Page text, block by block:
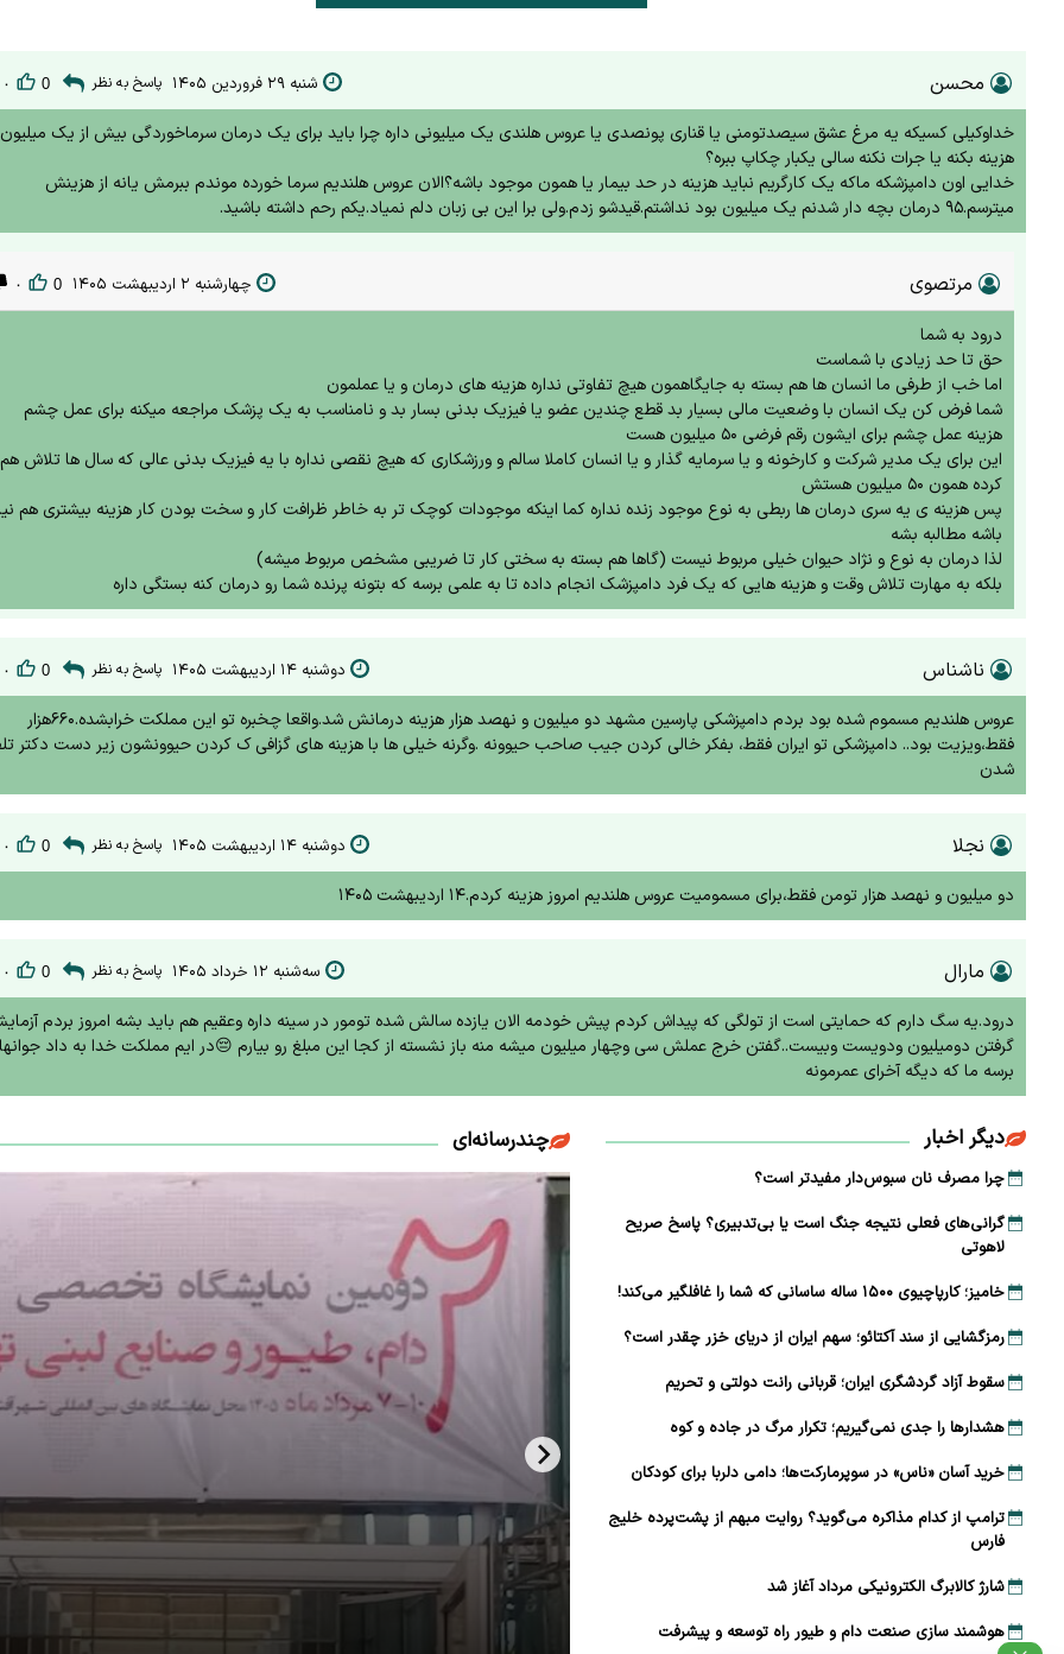
محسن شنبه ۲۹ فروردین ۱۴۰۵ پاسخ به نظر 0 ۰
خداوکیلی کسیکه یه مرغ عشق سیصدتومنی یا قناری پونصدی یا عروس هلندی یک میلیونی داره چرا باید برای یک درمان سرماخوردگی بیش از یک میلیون
هزینه بکنه یا جرات نکنه سالی یکبار چکاپ ببره؟
خدایی اون دامپزشکه ماکه یک کارگریم نباید هزینه در حد بیمار یا همون موجود باشه؟الان عروس هلندیم سرما خورده موندم ببرمش یانه از هزینش
میترسم.۹۵ درمان بچه دار شدنم یک میلیون بود نداشتم.قیدشو زدم.ولی برا این بی زبان دلم نمیاد.یکم رحم داشته باشید.
مرتصوی چهارشنبه ۲ اردیبهشت ۱۴۰۵ 0 ۰
درود به شما
حق تا حد زیادی با شماست
اما خب از طرفی ما انسان ها هم بسته به جایگاهمون هیچ تفاوتی نداره هزینه های درمان و یا عملمون
شما فرض کن یک انسان با وضعیت مالی بسیار بد قطع چندین عضو یا فیزیک بدنی بسار بد و نامناسب به یک پزشک مراجعه میکنه برای عمل چشم
هزینه عمل چشم برای ایشون رقم فرضی ۵۰ میلیون هست
این برای یک مدیر شرکت و کارخونه و یا سرمایه گذار و یا انسان کاملا سالم و ورزشکاری که هیچ نقصی نداره با یه فیزیک بدنی عالی که سال ها تلاش هم
کرده همون ۵۰ میلیون هستش
پس هزینه ی یه سری درمان ها ربطی به نوع موجود زنده نداره کما اینکه موجودات کوچک تر به خاطر ظرافت کار و سخت بودن کار هزینه بیشتری هم
باشه مطالبه بشه
لذا درمان به نوع و نژاد حیوان خیلی مربوط نیست (گاها هم بسته به سختی کار تا ضریبی مشخص مربوط میشه)
بلکه به مهارت تلاش وقت و هزینه هایی که یک فرد دامپزشک انجام داده تا به علمی برسه که بتونه پرنده شما رو درمان کنه بستگی داره
ناشناس دوشنبه ۱۴ اردیبهشت ۱۴۰۵ پاسخ به نظر 0 ۰
عروس هلندیم مسموم شده بود بردم دامپزشکی پارسین مشهد دو میلیون و نهصد هزار هزینه درمانش شد.واقعا چخبره تو این مملکت خرابشده.۶۶۰هزار
فقط،ویزیت بود.. دامپزشکی تو ایران فقط، بفکر خالی کردن جیب صاحب حیوونه .وگرنه خیلی ها با هزینه های گزافی ک کردن حیوونشون زیر دست دکتر
شدن
نجلا دوشنبه ۱۴ اردیبهشت ۱۴۰۵ پاسخ به نظر 0 ۰
دو میلیون و نهصد هزار تومن فقط،برای مسمومیت عروس هلندیم امروز هزینه کردم.۱۴ اردیبهشت ۱۴۰۵
مارال سه‌شنبه ۱۲ خرداد ۱۴۰۵ پاسخ به نظر 0 ۰
درود.یه سگ دارم که حمایتی است از تولگی که پیداش کردم پیش خودمه الان یازده سالش شده تومور در سینه داره وعقیم هم باید بشه امروز بردم
گرفتن دومیلیون ودویست وبیست..گفتن خرج عملش سی وچهار میلیون میشه منه باز نشسته از کجا این مبلغ رو بیارم 😔در ایم مملکت خدا به داد جوانها
برسه ما که دیگه آخرای عمرمونه
دیگر اخبار
چرا مصرف نان سبوس‌دار مفیدتر است؟
گرانی‌های فعلی نتیجه جنگ است یا بی‌تدبیری؟ پاسخ صریح
لاهوتی
خامیز؛ کارپاچیوی ۱۵۰۰ ساله ساسانی که شما را غافلگیر می‌کند!
رمزگشایی از سند آکتائو؛ سهم ایران از دریای خزر چقدر است؟
سقوط آزاد گردشگری ایران؛ قربانی رانت دولتی و تحریم
هشدارها را جدی نمی‌گیریم؛ تکرار مرگ در جاده و کوه
خرید آسان «ناس» در سوپرمارکت‌ها؛ دامی دلربا برای کودکان
ترامپ از کدام مذاکره می‌گوید؟ روایت مبهم از پشت‌پرده خلیج
فارس
شارژ کالابرگ الکترونیکی مرداد آغاز شد
هوشمند سازی صنعت دام و طیور راه توسعه و پیشرفت
چندرسانه‌ای